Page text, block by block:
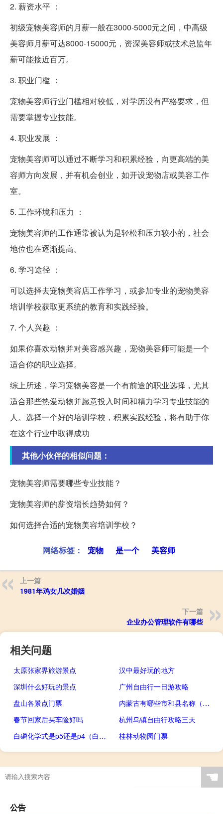
2. 薪资水平 ：
初级宠物美容师的月薪一般在3000-5000元之间，中高级
美容师月薪可达8000-15000元，资深美容师或技术总监年
薪可能接近百万。
3. 职业门槛 ：
宠物美容师行业门槛相对较低，对学历没有严格要求，但
需要掌握专业技能。
4. 职业发展 ：
宠物美容师可以通过不断学习和积累经验，向更高端的美
容师方向发展，并有机会创业，如开设宠物店或美容工作
室。
5. 工作环境和压力 ：
宠物美容师的工作通常被认为是轻松和压力较小的，社会
地位也在逐渐提高。
6. 学习途径 ：
可以选择去宠物美容店工作学习，或参加专业的宠物美容
培训学校获取更系统的教育和实践经验。
7. 个人兴趣 ：
如果你喜欢动物并对美容感兴趣，宠物美容师可能是一个
适合你的职业选择。
综上所述，学习宠物美容是一个有前途的职业选择，尤其
适合那些热爱动物并愿意投入时间和精力学习专业技能的
人。选择一个好的培训学校，积累实践经验，将有助于你
在这个行业中取得成功
其他小伙伴的相似问题：
宠物美容师需要哪些专业技能？
宠物美容师的薪资增长趋势如何？
如何选择合适的宠物美容培训学校？
网络标签： 宠物 是一个 美容师
上一篇
1981年鸡女几次婚姻
下一篇
企业办公管理软件有哪些
相关问题
太原张家界旅游景点
汉中最好玩的地方
深圳什么好玩的景点
广州自由行一日游攻略
盘山各景点门票
内蒙古有哪些市和县名称（内蒙古有哪些市）
春节回家后买车险好吗
杭州乌镇自由行攻略三天
白磷化学式是p5还是p4（白磷化学式）
桂林动物园门票
☚
公告